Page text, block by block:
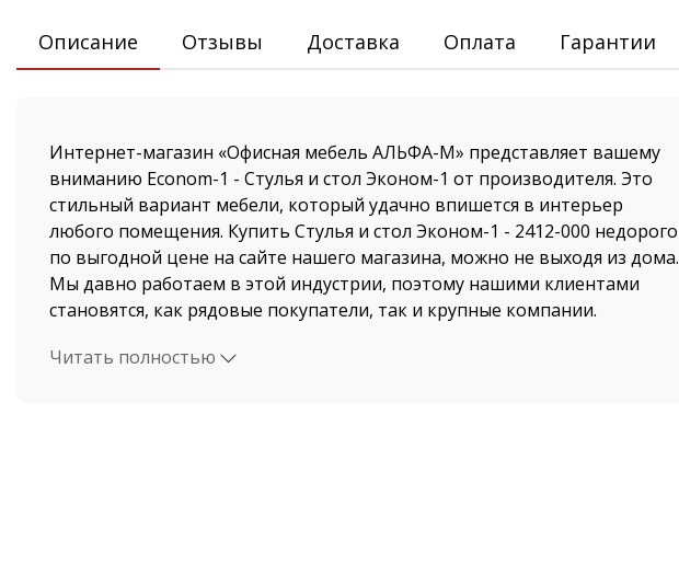
Описание Отзывы Доставка Оплата Гарантии
Интернет-магазин «Офисная мебель АЛЬФА-М» представляет вашему
вниманию Econom-1 - Стулья и стол Эконом-1 от производителя. Это
стильный вариант мебели, который удачно впишется в интерьер
любого помещения. Купить Стулья и стол Эконом-1 - 2412-000 недорого
по выгодной цене на сайте нашего магазина, можно не выходя из дома.
Мы давно работаем в этой индустрии, поэтому нашими клиентами
становятся, как рядовые покупатели, так и крупные компании.
Стоимость Стулья и стол Эконом-1 и быстрая доставка от нашего
Читать полностью